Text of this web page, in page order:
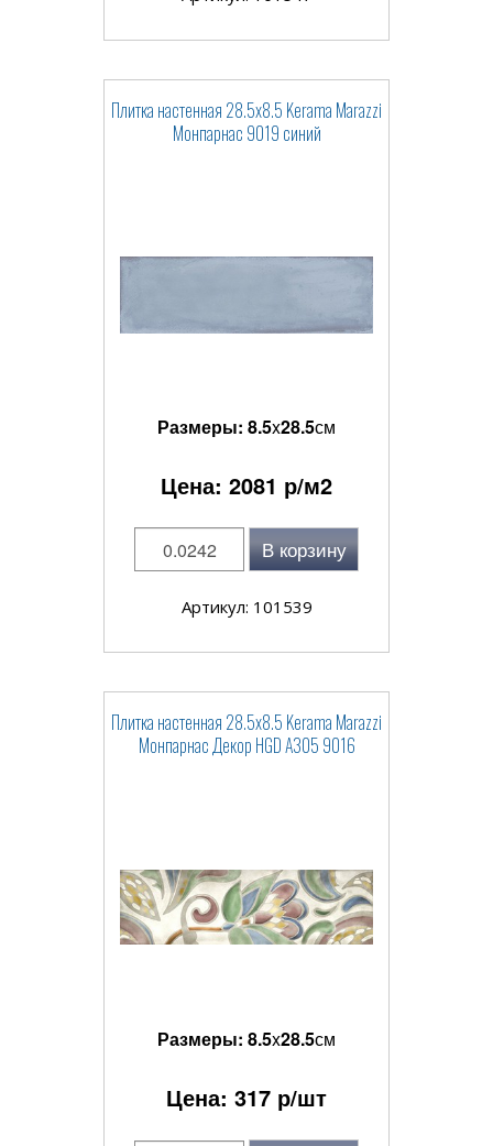
Плитка настенная 28.5x8.5 Kerama Marazzi
Монпарнас 9019 синий
Размеры: 8.5x28.5см
Цена: 2081 р/м2
В корзину
Артикул: 101539
Плитка настенная 28.5x8.5 Kerama Marazzi
Монпарнас Декор HGD A305 9016
Размеры: 8.5x28.5см
Цена: 317 р/шт